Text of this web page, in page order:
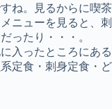
ね。見るからに喫茶
ニューを見ると、刺
ったり・・・。
入ったところにある
定食・刺身定食・ど